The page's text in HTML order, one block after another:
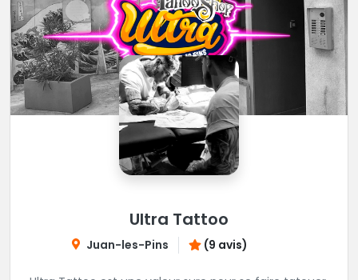
Ultra Tattoo
Juan-les-Pins (9 avis)